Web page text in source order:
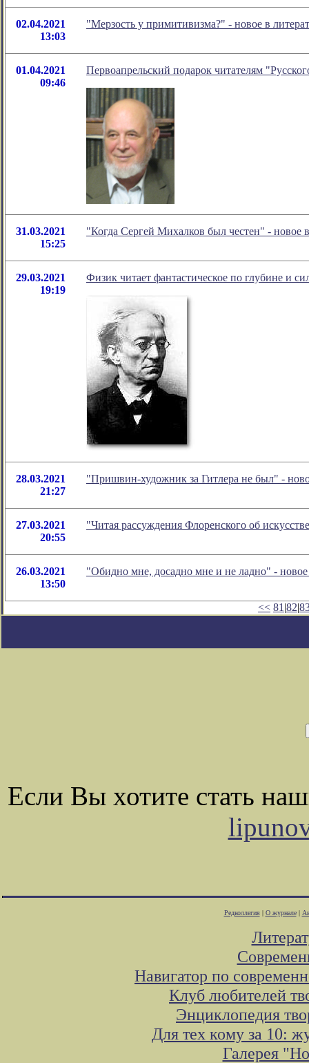
02.04.2021
13:03
"Мерзость у примитивизма?" - новое в
01.04.2021
09:46
Первоапрельский подарок читателям
31.03.2021
15:25
"Когда Сергей Михалков был честен" -
29.03.2021
19:19
Физик читает фантастическое по глубине и
28.03.2021
21:27
"Пришвин-художник за Гитлера не был" -
27.03.2021
20:55
"Читая рассуждения Флоренского об
26.03.2021
13:50
"Обидно мне, досадно мне и не ладно" -
<< 81 |82|
Если Вы хотите стать
Редколлегия| О журнале|
Навигатор по
Клуб любителей
Энциклопедия
Для тех кому за 10:
Галерея